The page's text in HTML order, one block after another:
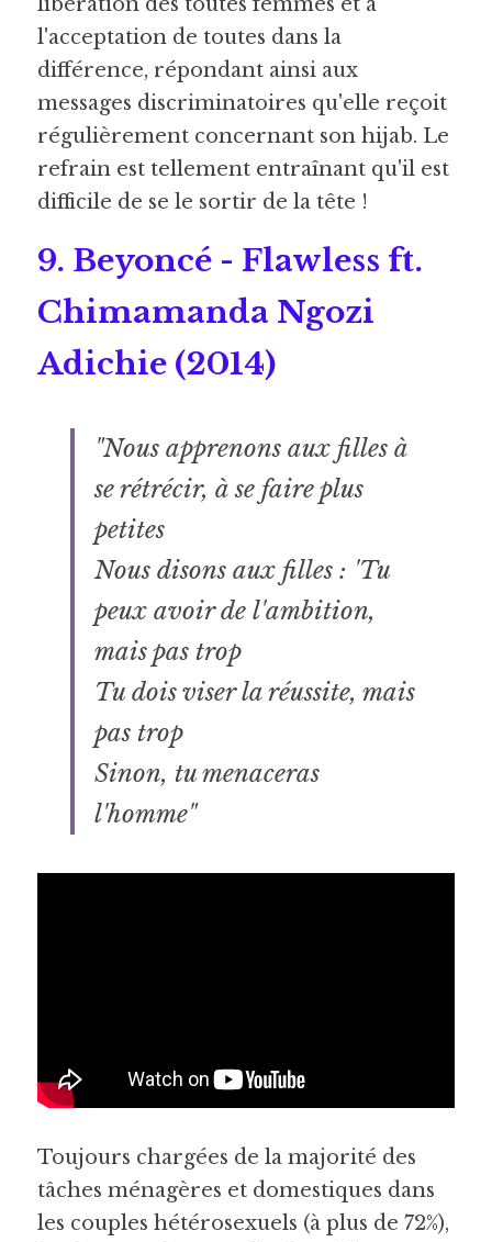
l'acceptation de toutes dans la
différence, répondant ainsi aux
messages discriminatoires qu'elle reçoit
régulièrement concernant son hijab. Le
refrain est tellement entraînant qu'il est
difficile de se le sortir de la tête !
9. Beyoncé - Flawless ft.
Chimamanda Ngozi
Adichie (2014)
"Nous apprenons aux filles à
se rétrécir, à se faire plus
petites
Nous disons aux filles : 'Tu
peux avoir de l'ambition,
mais pas trop
Tu dois viser la réussite, mais
pas trop
Sinon, tu menaceras
l'homme"
Toujours chargées de la majorité des
tâches ménagères et domestiques dans
les couples hétérosexuels (à plus de 72%),